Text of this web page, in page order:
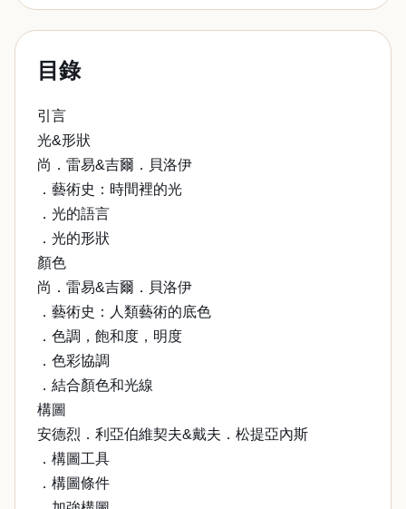
目錄
引言
光&形狀
尚．雷易&吉爾．貝洛伊
．藝術史：時間裡的光
．光的語言
．光的形狀
顏色
尚．雷易&吉爾．貝洛伊
．藝術史：人類藝術的底色
．色調，飽和度，明度
．色彩協調
．結合顏色和光線
構圖
安德烈．利亞伯維契夫&戴夫．松提亞內斯
．構圖工具
．構圖條件